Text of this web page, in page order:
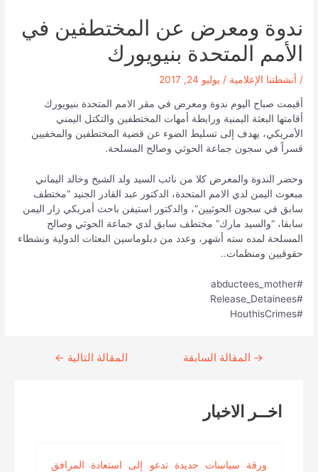
ندوة ومعرض عن المختطفين في
الأمم المتحدة بنيويورك
/ أنشطتنا الإعلامية / يوليو 24, 2017
أقيمت صباح اليوم ندوة ومعرض في مقر الامم المتحدة بنيويورك
أقامتها البعثة اليمنية ورابطة أمهات المختطفين والتكتل اليمني
الأمريكي، يهدف إلى تسليط الضوء عن قضية المختطفين والمخفيين
قسراً في سجون جماعة الحوثي وصالح المسلحة.
وحضر الندوة والمعرض كلا من نائب السيد ولد الشيخ وخالد اليماني
مبعوث اليمن لدي الامم المتحدة، الدكتور عبد القادر الجنيد “مختطف
سابق في سجون الحوثيين”، والدكتور استيفن باحث أمريكي زار اليمن
سابقا، “والسيد مارك” مختطف سابق لدي جماعة الحوثي وصالح
المسلحة لمده سته أشهر، وعدد من دبلوماسين البعثات الدولية ونشطاء
حقوقيين ومنظمات..
#abductees_mother
#Release_Detainees
#HouthisCrimes
Continue
→ المقالة السابقة المقالة التالية ←
اخــر الاخبار
ورقة سياسات جديدة تدعو إلى استعادة المرافق